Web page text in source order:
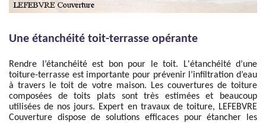
Une étanchéité toit-terrasse opérante
Rendre l’étanchéité est bon pour le toit. L'étanchéité d’une
toiture-terrasse est importante pour prévenir l’infiltration d’eau
à travers le toit de votre maison. Les couvertures de toiture
composées de toits plats sont très estimées et beaucoup
utilisées de nos jours. Expert en travaux de toiture, LEFEBVRE
Couverture dispose de solutions efficaces pour étancher les